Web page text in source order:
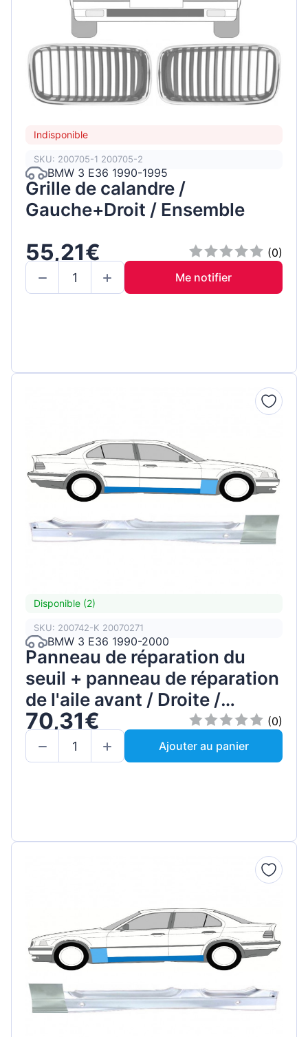
Indisponible
SKU: 200705-1 200705-2
BMW 3 E36 1990-1995
Grille de calandre /
Gauche+Droit / Ensemble
55,21€
(0)
Me notifier
Disponible (2)
SKU: 200742-K 20070271
BMW 3 E36 1990-2000
Panneau de réparation du
seuil + panneau de réparation
de l'aile avant / Droite /
Ensemble
70,31€
(0)
Ajouter au panier